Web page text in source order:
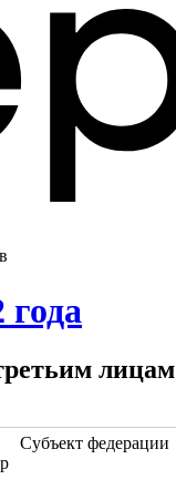
лицам
Субъект федерации